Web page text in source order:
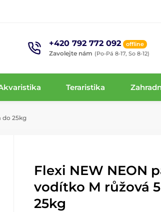
+420 792 772 092 offline
Zavolejte nám (Po-Pá 8-17, So 8-12)
Teraristika
do 25kg
Flexi NEW NEON
vodítko M růžová
25kg